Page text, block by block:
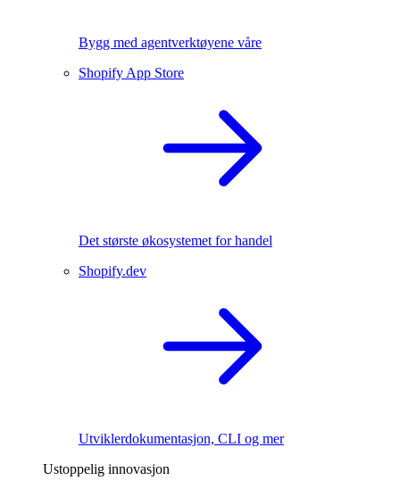
Bygg med agentverktøyene våre
Shopify App Store
Det største økosystemet for handel
Shopify.dev
Utviklerdokumentasjon, CLI og mer
Ustoppelig innovasjon